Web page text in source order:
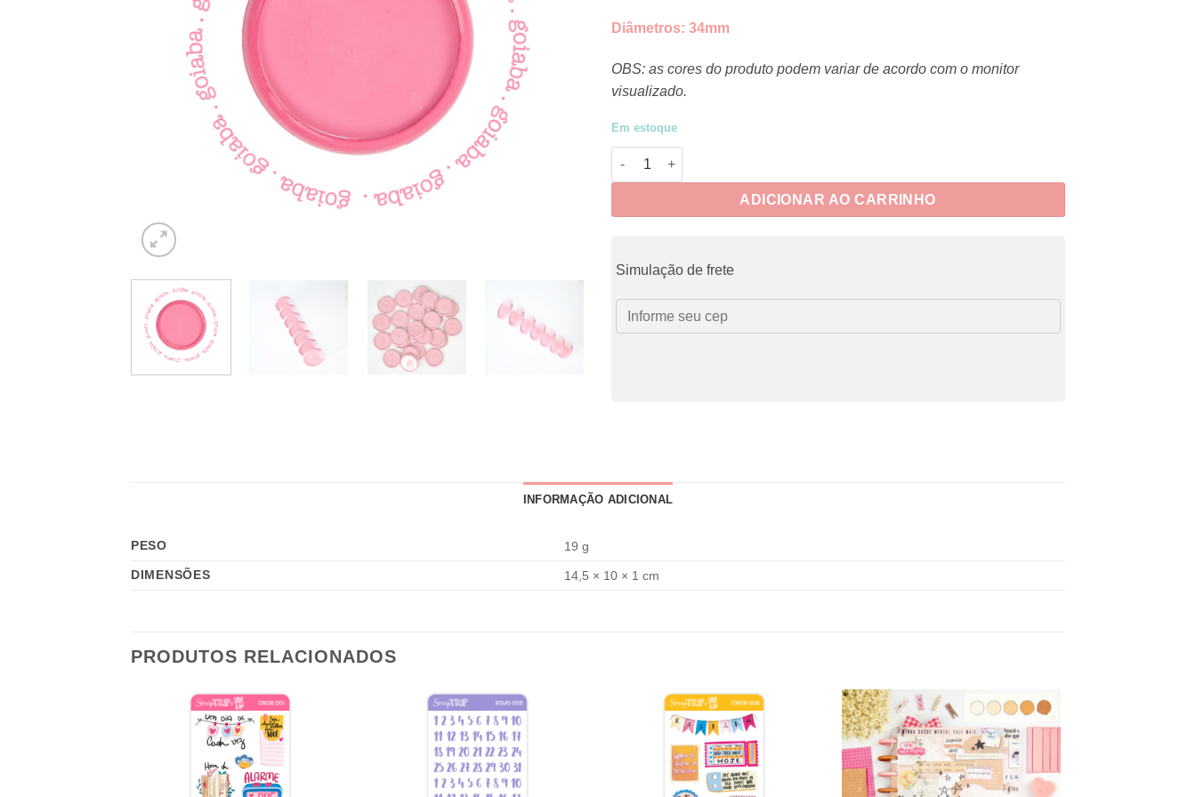
Diâmetros: 34mm
OBS: as cores do produto podem variar de acordo com o monitor
visualizado.
Em estoque
Discos Goiaba quantidade
ADICIONAR AO CARRINHO
Simulação de frete
INFORMAÇÃO ADICIONAL
PESO
19 g
DIMENSÕES
14,5 × 10 × 1 cm
PRODUTOS RELACIONADOS